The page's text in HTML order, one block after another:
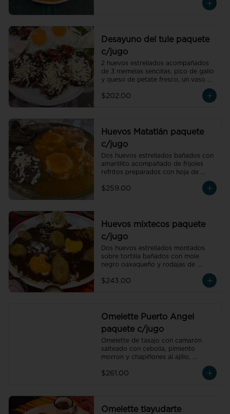
café americano 300 ml orgánico de
pluma hidalgo, oaxaca, un pan dulce
chilaquiles.
Desayuno del tule paquete
c/jugo
2 huevos estrellados acompañados
de 3 memelas sencillas, pico de gallo
y queso de petate fresco, un vaso de
jugo de temporada natural de 250
ml y un café americano 300 ml
orgánico de pluma hidalgo, oaxaca,
$202.00
Huevos Matatlán paquete
c/jugo
Dos huevos estrellados bañados con
amarillito acompañado de frijoles
refritos preparados con hoja de
pollo con amarillito, un vaso de jugo
dulce mini y un bolillo mini, un pan
dulce mini y un bolillo mini.
$259.00
Huevos mixtecos paquete
c/jugo
Dos huevos estrellados montados
sobre tortilla bañados con mole
negro oaxaqueño y rodajas de
frijoles refritos preparados con hoja
pluma hidalgo, oaxaca, un pan dulce
$243.00
Omelette Puerto Angel
paquete c/jugo
Omelette de tasajo con camarón
salteado con cebolla, pimiento
morron y chapiñones al ajillo,
preparados con hoja de aguacate,
un vaso de jugo de naranja natural
oaxaca.
$261.00
Omelette tlayudarte